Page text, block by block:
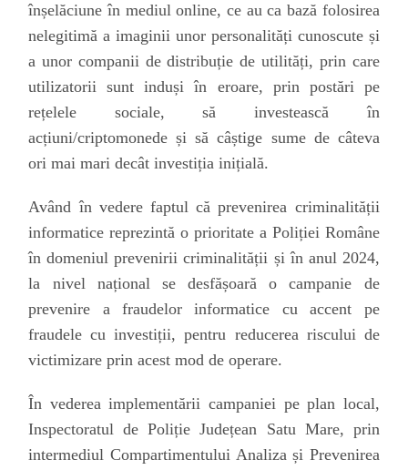
înșelăciune în mediul online, ce au ca bază folosirea
nelegitimă a imaginii unor personalități cunoscute și
a unor companii de distribuție de utilități, prin care
utilizatorii sunt induși în eroare, prin postări pe
rețelele sociale, să investească în
acțiuni/criptomonede și să câștige sume de câteva
ori mai mari decât investiția inițială.
Având în vedere faptul că prevenirea criminalității
informatice reprezintă o prioritate a Poliției Române
în domeniul prevenirii criminalității și în anul 2024,
la nivel național se desfășoară ocampanie de
prevenire a fraudelor informatice cu accent pe
fraudele cu investiții, pentru reducerea riscului de
victimizare prin acest mod de operare.
În vederea implementării campaniei pe plan local,
Inspectoratul de Poliție Județean Satu Mare, prin
intermediul Compartimentului Analiza și Prevenirea